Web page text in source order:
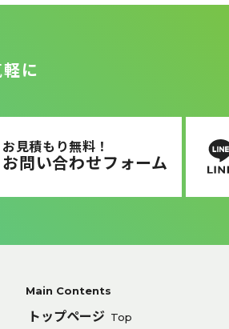
に
お見積もり無料！
お問い合わせフォーム
Main Contents
トップページ Top